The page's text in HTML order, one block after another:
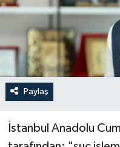
Paylaş
İstanbul Anadolu